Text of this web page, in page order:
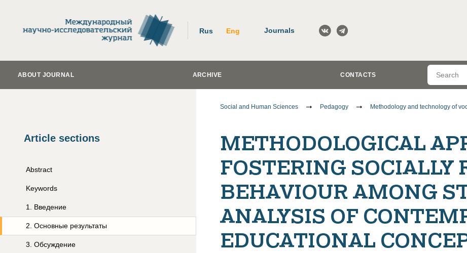
Rus Eng Journals
ABOUT JOURNAL ARCHIVE CONTACTS
Article sections
Abstract
Keywords
1 Введение
2 Основные результаты
3 Обсуждение
Social and Human Sciences Pedagogy Methodology and technology of
METHODOLOGICAL
FOSTERING SOCIALLY
BEHAVIOUR AMONG
ANALYSIS OF
EDUCATIONAL